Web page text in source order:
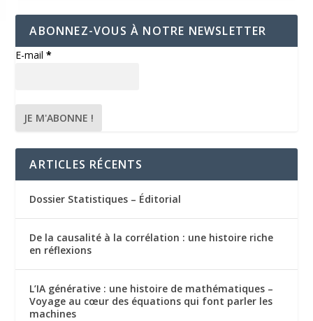
ABONNEZ-VOUS À NOTRE NEWSLETTER
E-mail*
ARTICLES RÉCENTS
Dossier Statistiques – Éditorial
De la causalité à la corrélation : une histoire riche
en réflexions
L’IA générative : une histoire de mathématiques –
Voyage au cœur des équations qui font parler les
machines